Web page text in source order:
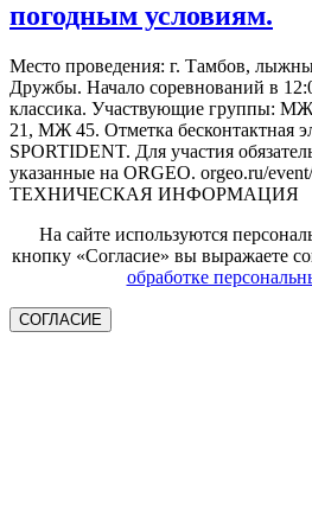
погодным условиям.
Место проведения: г. Тамбов,
Дружбы. Начало соревнований в
классика. Участвующие
21, МЖ 45. Отметка бесконтактная
SPORTIDENT. Для участия
указанные на ORGEO. orgeo.ru/
ТЕХНИЧЕСКАЯ ИНФОРМАЦИЯ
На сайте используются
кнопку «Согласие» вы выражаете
обработке
СОГЛАСИЕ